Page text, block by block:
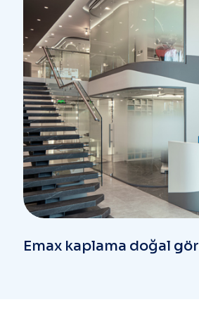
Emax kaplama doğal